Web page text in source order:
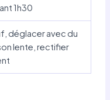
1h30
déglacer avec du
lente, rectifier